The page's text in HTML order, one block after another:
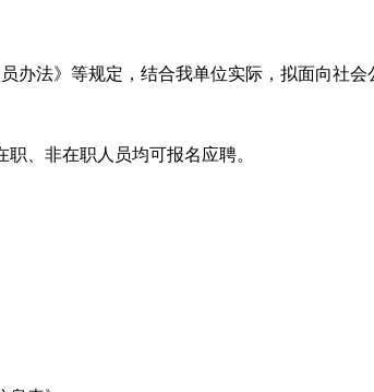
法》等规定，结合我单位实际，拟面向社
、非在职人员均可报名应聘。